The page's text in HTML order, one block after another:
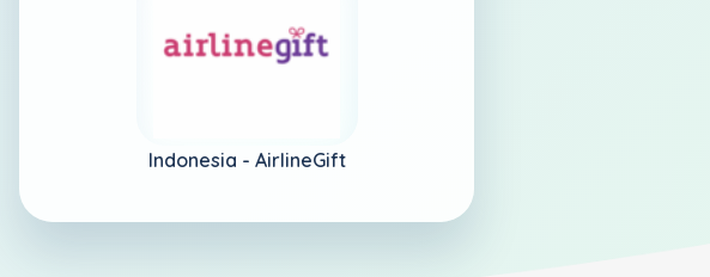
Indonesia - AirlineGift